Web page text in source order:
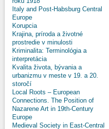
Italy and Post-Habsburg Central
Europe
Korupcia
Krajina, príroda a životné
prostredie v minulosti
Kriminalita: Terminológia a
interpretácia
Kvalita života, bývania a
urbanizmu v meste v 19. a 20.
storočí
Local Roots – European
Connections. The Position of
Nazarene Art in 19th-Century
Europe
Medieval Society in East-Central